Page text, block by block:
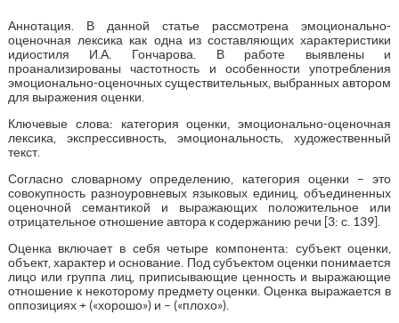
Аннотация. В данной статье рассмотрена эмоционально-
оценочная лексика как одна из составляющих характеристики
идиостиля И.А. Гончарова. В работе выявлены и
проанализированы частотность и особенности употребления
эмоционально-оценочных существительных, выбранных автором
для выражения оценки.
Ключевые слова: категория оценки, эмоционально-оценочная
лексика, экспрессивность, эмоциональность, художественный
текст.
Согласно словарному определению, категория оценки – это
совокупность разноуровневых языковых единиц, объединенных
оценочной семантикой и выражающих положительное или
отрицательное отношение автора к содержанию речи [3: с. 139].
Оценка включает в себя четыре компонента: субъект оценки,
объект, характер и основание. Под субъектом оценки понимается
лицо или группа лиц, приписывающие ценность и выражающие
отношение к некоторому предмету оценки. Оценка выражается в
оппозициях + («хорошо») и – («плохо»).